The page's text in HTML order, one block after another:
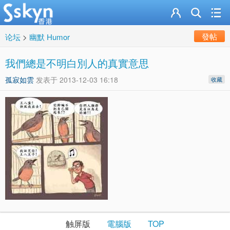
论坛 > 幽默 Humor 發帖
我們總是不明白別人的真實意思
收藏
孤寂如雲 发表于 2013-12-03 16:18
触屏版 電腦版 TOP